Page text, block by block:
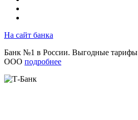
На сайт банка
Банк №1 в России. Выгодные
ООО подробнее